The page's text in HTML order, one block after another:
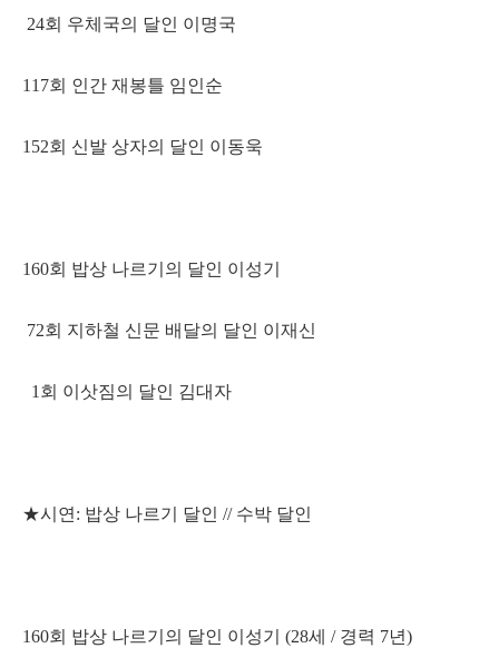
24회 우체국의 달인 이명국
117회 인간 재봉틀 임인순
152회 신발 상자의 달인 이동욱
160회 밥상 나르기의 달인 이성기
72회 지하철 신문 배달의 달인 이재신
1회 이삿짐의 달인 김대자
★시연: 밥상 나르기 달인 // 수박 달인
160회 밥상 나르기의 달인 이성기 (28세 / 경력 7년)